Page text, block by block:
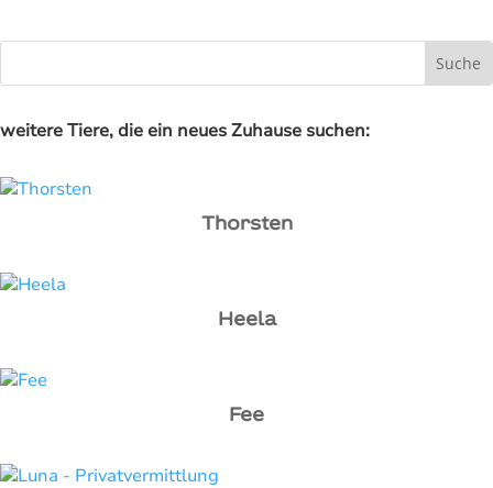
weitere Tiere, die ein neues Zuhause suchen:
Thorsten
Heela
Fee